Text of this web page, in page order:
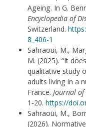
Ageing. In G.
Encyclopedia of
Switzerland.
8_406-1
Sahraoui, M.,
M. (2025). “It
qualitative study
adults living in a
France. Journal of
1‑20. https://
Sahraoui, M.,
(2026).